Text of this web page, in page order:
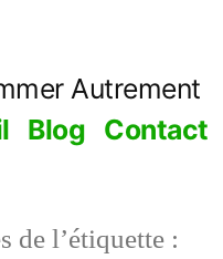
Autrement
Blog Contact
de l’étiquette :